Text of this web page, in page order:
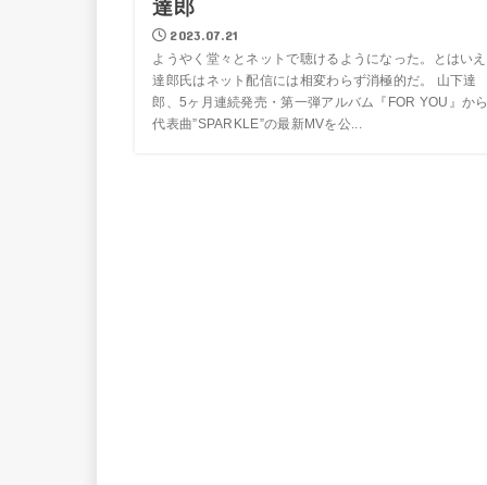
達郎
2023.07.21
ようやく堂々とネットで聴けるようになった。とはい
達郎氏はネット配信には相変わらず消極的だ。 山下達
郎、5ヶ月連続発売・第一弾アルバム『FOR YOU』か
代表曲”SPARKLE”の最新MVを公...